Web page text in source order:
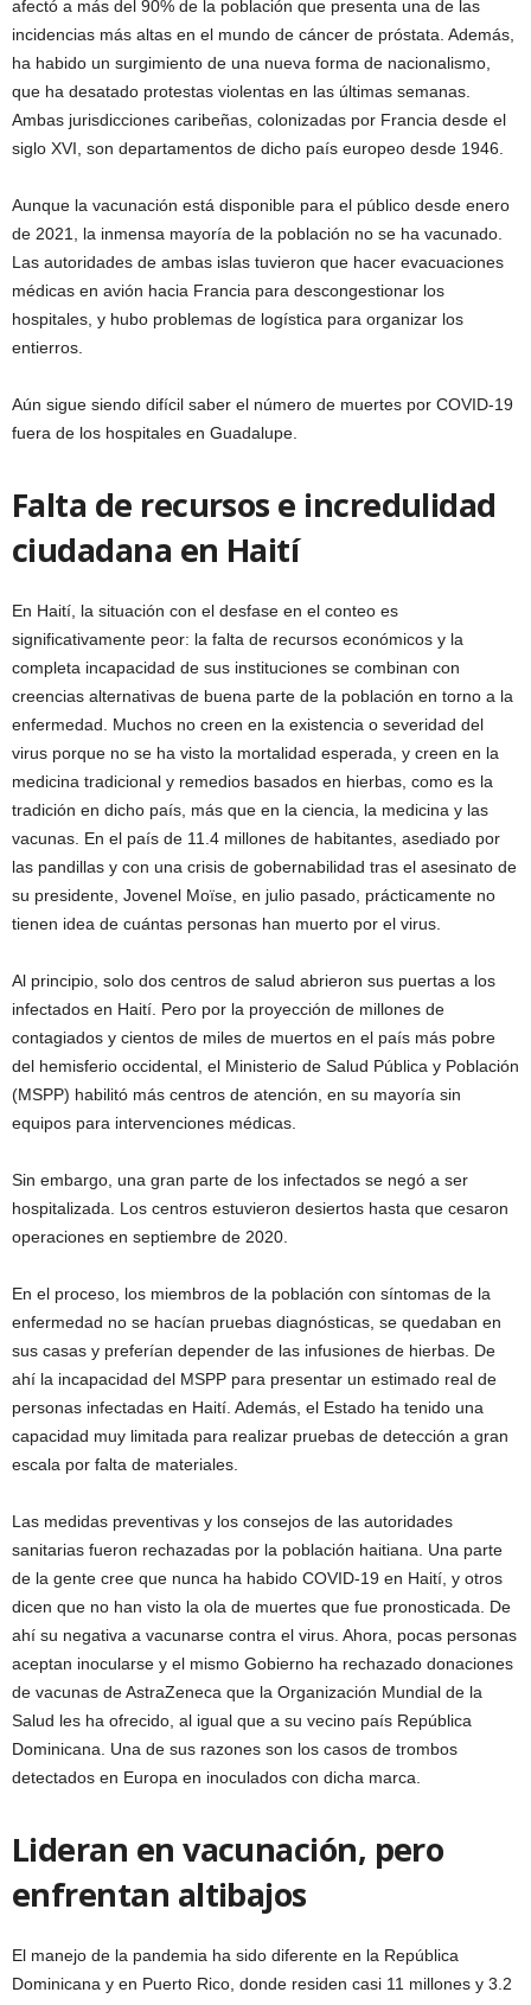
afectó a más del 90% de la población que presenta una de las
incidencias más altas en el mundo de cáncer de próstata. Además,
ha habido un surgimiento de una nueva forma de nacionalismo,
que ha desatado protestas violentas en las últimas semanas.
Ambas jurisdicciones caribeñas, colonizadas por Francia desde el
siglo XVI, son departamentos de dicho país europeo desde 1946.
Aunque la vacunación está disponible para el público desde enero
de 2021, la inmensa mayoría de la población no se ha vacunado.
Las autoridades de ambas islas tuvieron que hacer evacuaciones
médicas en avión hacia Francia para descongestionar los
hospitales, y hubo problemas de logística para organizar los
entierros.
Aún sigue siendo difícil saber el número de muertes por COVID-19
fuera de los hospitales en Guadalupe.
Falta de recursos e incredulidad
ciudadana en Haití
En Haití, la situación con el desfase en el conteo es
significativamente peor: la falta de recursos económicos y la
completa incapacidad de sus instituciones se combinan con
creencias alternativas de buena parte de la población en torno a la
enfermedad. Muchos no creen en la existencia o severidad del
virus porque no se ha visto la mortalidad esperada, y creen en la
medicina tradicional y remedios basados en hierbas, como es la
tradición en dicho país, más que en la ciencia, la medicina y las
vacunas. En el país de 11.4 millones de habitantes, asediado por
las pandillas y con una crisis de gobernabilidad tras el asesinato de
su presidente, Jovenel Moïse, en julio pasado, prácticamente no
tienen idea de cuántas personas han muerto por el virus.
Al principio, solo dos centros de salud abrieron sus puertas a los
infectados en Haití. Pero por la proyección de millones de
contagiados y cientos de miles de muertos en el país más pobre
del hemisferio occidental, el Ministerio de Salud Pública y Población
(MSPP) habilitó más centros de atención, en su mayoría sin
equipos para intervenciones médicas.
Sin embargo, una gran parte de los infectados se negó a ser
hospitalizada. Los centros estuvieron desiertos hasta que cesaron
operaciones en septiembre de 2020.
En el proceso, los miembros de la población con síntomas de la
enfermedad no se hacían pruebas diagnósticas, se quedaban en
sus casas y preferían depender de las infusiones de hierbas. De
ahí la incapacidad del MSPP para presentar un estimado real de
personas infectadas en Haití. Además, el Estado ha tenido una
capacidad muy limitada para realizar pruebas de detección a gran
escala por falta de materiales.
Las medidas preventivas y los consejos de las autoridades
sanitarias fueron rechazadas por la población haitiana. Una parte
de la gente cree que nunca ha habido COVID-19 en Haití, y otros
dicen que no han visto la ola de muertes que fue pronosticada. De
ahí su negativa a vacunarse contra el virus. Ahora, pocas personas
aceptan inocularse y el mismo Gobierno ha rechazado donaciones
de vacunas de AstraZeneca que la Organización Mundial de la
Salud les ha ofrecido, al igual que a su vecino país República
Dominicana. Una de sus razones son los casos de trombos
detectados en Europa en inoculados con dicha marca.
Lideran en vacunación, pero
enfrentan altibajos
El manejo de la pandemia ha sido diferente en la República
Dominicana y en Puerto Rico, donde residen casi 11 millones y 3.2